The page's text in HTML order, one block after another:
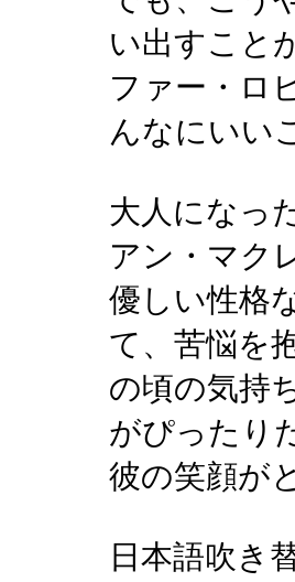
い出すこと
ファー・ロ
んなにいい
大人になっ
アン・マク
優しい性格
て、苦悩を
の頃の気持
がぴったり
彼の笑顔が
日本語吹き